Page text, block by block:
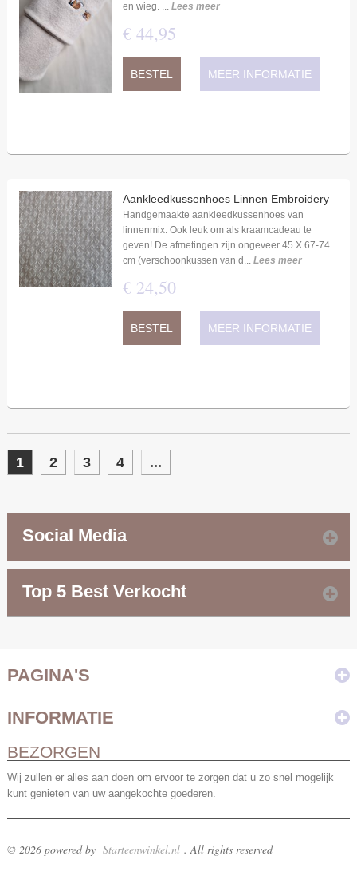
en wieg. ... Lees meer
€ 44,95
BESTEL MEER INFORMATIE
Aankleedkussenhoes Linnen Embroidery
Handgemaakte aankleedkussenhoes van
linnenmix. Ook leuk om als kraamcadeau te
geven! De afmetingen zijn ongeveer 45 X 67-74
cm (verschoonkussen van d... Lees meer
€ 24,50
BESTEL MEER INFORMATIE
1 2 3 4 ...
Social Media
Top 5 Best Verkocht
PAGINA'S
INFORMATIE
BEZORGEN
Wij zullen er alles aan doen om ervoor te zorgen dat u zo snel mogelijk
kunt genieten van uw aangekochte goederen.
© 2026 powered by Starteenwinkel.nl . All rights reserved